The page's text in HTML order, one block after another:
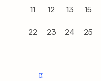
11 12 13 15
22 23 24 25